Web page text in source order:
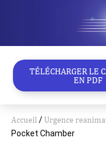
TÉLÉCHARGER LE
EN PDF
Accueil /Urgence
Pocket Chamber